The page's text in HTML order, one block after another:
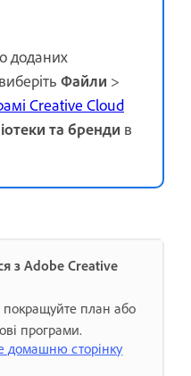
доданих
Файли >
Creative Cloud
та бренди в
з Adobe Creative
план або
програми.
домашню сторінку